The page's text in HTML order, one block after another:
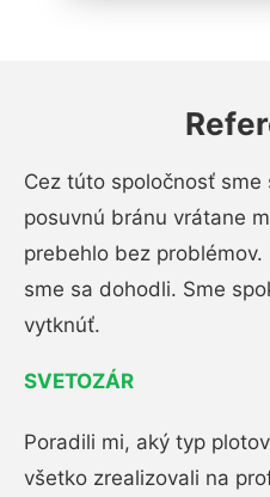
Cez túto spoločnosť sme
posuvnú bránu vrátane
prebehlo bez
sme sa dohodli. Sme
vytknúť.
SVETOZÁR
Poradili mi, aký typ
všetko zrealizovali na